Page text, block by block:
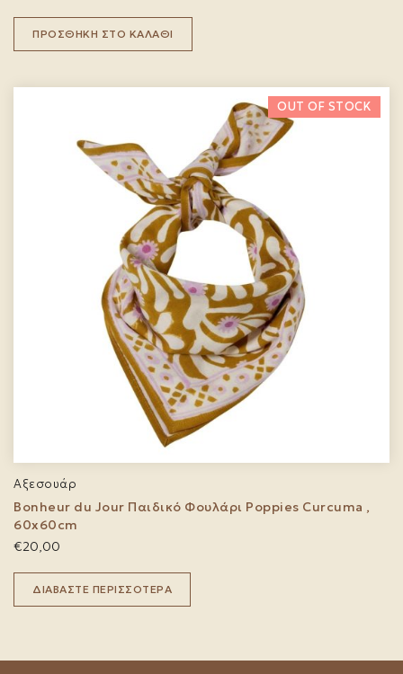
ΠΡΟΣΘΉΚΗ ΣΤΟ ΚΑΛΆΘΙ
Αξεσουάρ
Bonheur du Jour Παιδικό Φουλάρι Poppies Curcuma ,
60x60cm
€20,00
ΔΙΑΒΆΣΤΕ ΠΕΡΙΣΣΌΤΕΡΑ